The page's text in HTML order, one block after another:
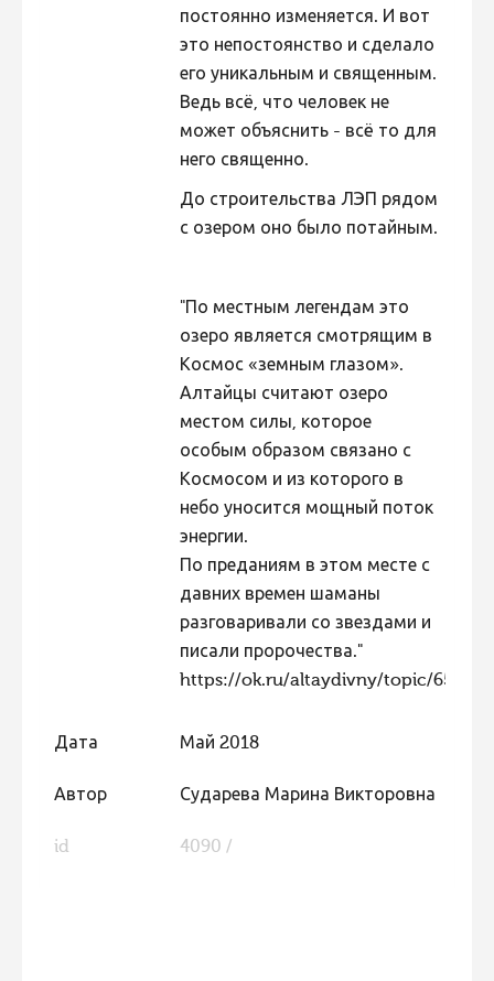
Фотоконкурс 2015
Фотоконкурс 2013
Фотоконкурс 2012
постоянно изменяется. И вот
это непостоянство и сделало
его уникальным и священным.
Ведь всё, что человек не
может объяснить - всё то для
него священно.
До строительства ЛЭП рядом
с озером оно было потайным.
"По местным легендам это
озеро является смотрящим в
Космос «земным глазом».
Алтайцы считают озеро
местом силы, которое
особым образом связано с
Космосом и из которого в
небо уносится мощный поток
энергии.
По преданиям в этом месте с
давних времен шаманы
разговаривали со звездами и
писали пророчества."
https://ok.ru/altaydivny/topic/
Дата Май 2018
Автор Сударева Марина Викторовна
id 4090 /